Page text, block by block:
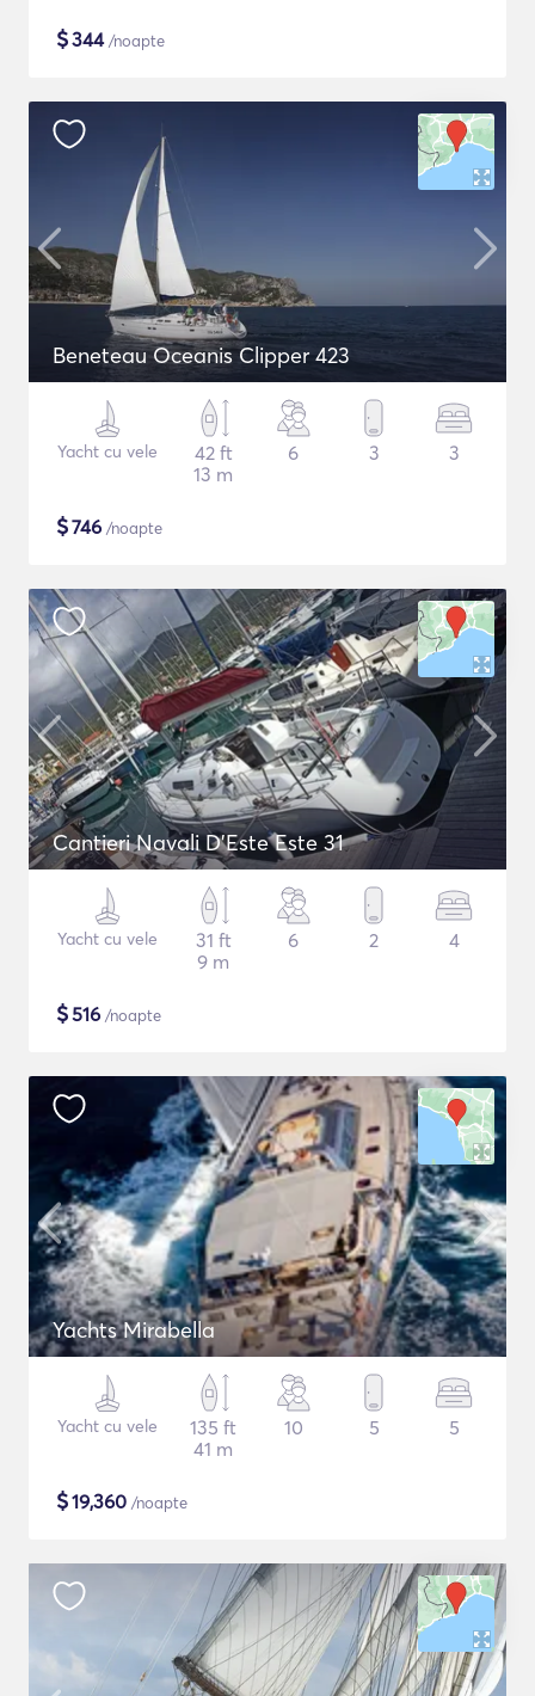
$344/noapte
Beneteau Oceanis Clipper 423
Yacht cu vele
42 ft
13 m
6 3 3
$746 /noapte
Cantieri Navali D'Este Este 31
Yacht cu vele
31 ft
9 m
6 2 4
$516 /noapte
Yachts Mirabella
Yacht cu vele
135 ft
41 m
10 5 5
$19,360 /noapte